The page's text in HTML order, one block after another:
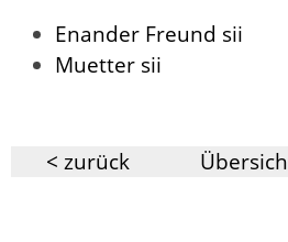
Enander Freund sii
Muetter sii
< zurück